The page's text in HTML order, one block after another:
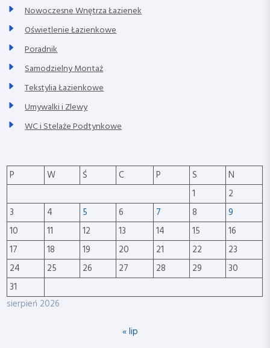
Nowoczesne Wnętrza Łazienek
Oświetlenie Łazienkowe
Poradnik
Samodzielny Montaż
Tekstylia Łazienkowe
Umywalki i Zlewy
WC i Stelaże Podtynkowe
sierpień 2026
P W Ś C P S
N
1
2
3
4 5 6 7 8
9
10
11 12 13 14 15
16
17
18 19 20 21 22
23
24
25 26 27 28 29
30
31
« lip